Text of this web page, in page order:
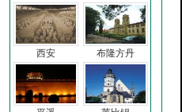
西安 布隆方丹